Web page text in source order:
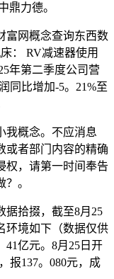
鼎力德。
网概念查询东西数
： RV减速器使用
年第二季度公司营
同比增加-5。21%至
概念。不应消息
或者部门内容的精确
权，请第一时间奉告
。
拾掇，截至8月25
环境如下（数据仅供
41亿元。8月25日开
报137。080元，成